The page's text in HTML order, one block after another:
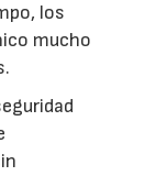
los
mucho